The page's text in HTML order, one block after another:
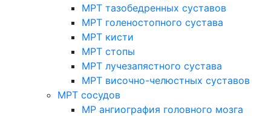
МРТ тазобедренных суставов
МРТ голеностопного сустава
МРТ кисти
МРТ стопы
МРТ лучезапястного сустава
МРТ височно-челюстных суставов
МРТ сосудов
МР ангиография головного мозга